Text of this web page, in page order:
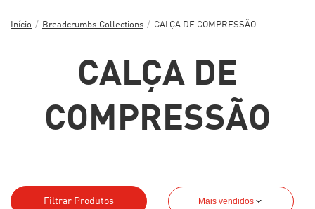
Início / Breadcrumbs.collections / CALÇA DE COMPRESSÃO
CALÇA DE
COMPRESSÃO
Filtrar Produtos Mais vendidos